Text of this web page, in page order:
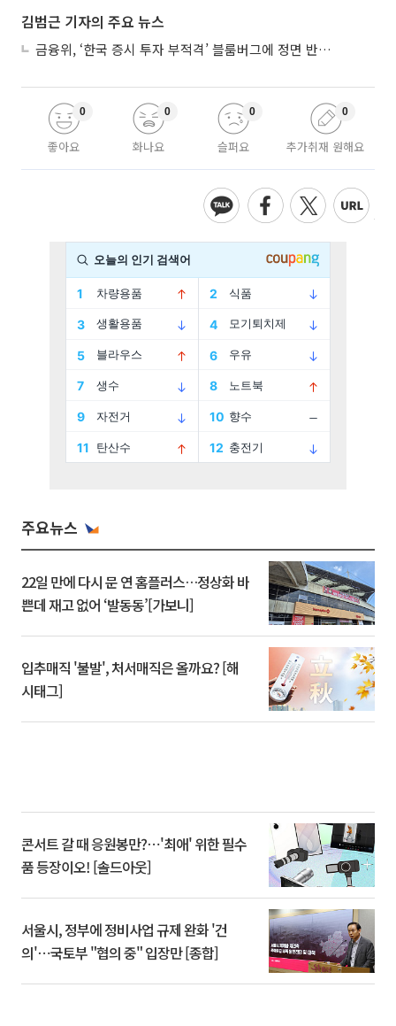
김범근 기자의 주요 뉴스
금융위, ‘한국 증시 투자 부적격’ 블룸버그에 정면 반박…“근거 불분명”
좋아요
0
화나요
0
슬퍼요
0
추가취재 원해요
0
주요뉴스
22일 만에 다시 문 연 홈플러스…정상화 바
쁜데 재고 없어 ‘발동동’[가보니]
입추매직 '불발', 처서매직은 올까요? [해
시태그]
콘서트 갈 때 응원봉만?⋯'최애' 위한 필수
품 등장이오! [솔드아웃]
서울시, 정부에 정비사업 규제 완화 '건
의'⋯국토부 "협의 중" 입장만 [종합]